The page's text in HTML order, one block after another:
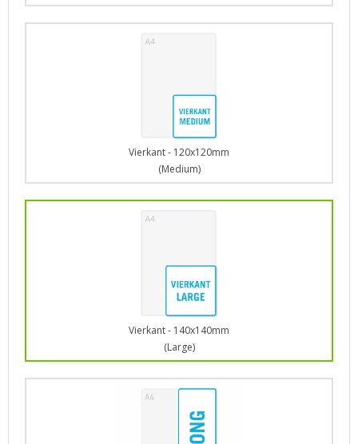
Vierkant - 120x120mm
(Medium)
Vierkant - 140x140mm
(Large)